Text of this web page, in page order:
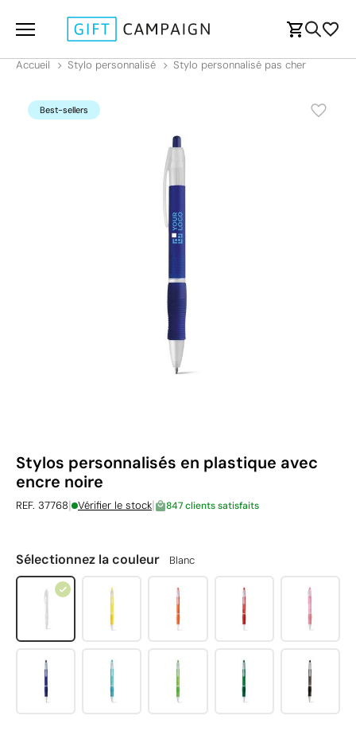
Accueil Stylo personnalisé Stylo personnalisé pas cher
Best-sellers
Stylos personnalisés en plastique avec
encre noire
REF. 37768| Vérifier le stock| 847 clients satisfaits
Sélectionnez la couleur Blanc